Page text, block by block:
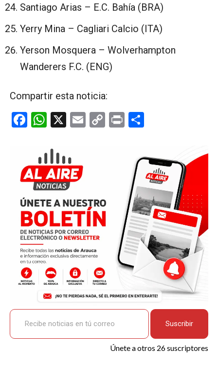
Santiago Arias – E.C. Bahía (BRA)
Yerry Mina – Cagliari Calcio (ITA)
Yerson Mosquera – Wolverhampton
Wanderers F.C. (ENG)
Compartir esta noticia:
F
b
o
o
k
W
at
s
A
p
p
X
E
C
k
Pr
p
ar
tir
Recibe noticias en tú correo
Suscribir
Únete a otros 26 suscriptores